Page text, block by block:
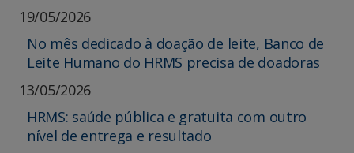
19/05/2026
No mês dedicado à doação de leite, Banco de
Leite Humano do HRMS precisa de doadoras
13/05/2026
HRMS: saúde pública e gratuita com outro
nível de entrega e resultado